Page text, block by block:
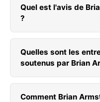
Quel est l'avis de
?
Quelles sont les
soutenus par Brian
Comment Brian